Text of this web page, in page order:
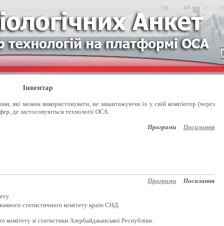
Інвентар
які можна використовувати, не завантажуючи їх у свій комп'ютер (через
де застосовуються технології ОСА.
Програми Посилання
Програми Посилання
статистичного комітету країн СНД.
комітету зі статистики Азербайджанської Республіки.